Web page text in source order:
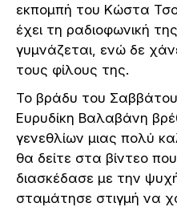
εκπομπή του Κώστα
έχει τη ραδιοφωνική
γυμνάζεται, ενώ δε
τους φίλους της.
Το βράδυ του
Ευρυδίκη Βαλαβάνη
γενεθλίων μιας πολύ
θα δείτε στα βίντεο
διασκέδασε με την
σταμάτησε στιγμή να